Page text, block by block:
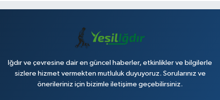
Iğdır ve çevresine dair en güncel haberler, etkinlikler ve bilgilerle
sizlere hizmet vermekten mutluluk duyuyoruz. Sorularınız ve
önerileriniz için bizimle iletişime geçebilirsiniz.